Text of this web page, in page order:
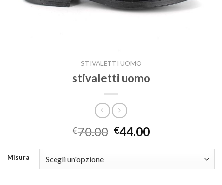
STIVALETTI UOMO
stivaletti uomo
€70.00 €44.00
Misura